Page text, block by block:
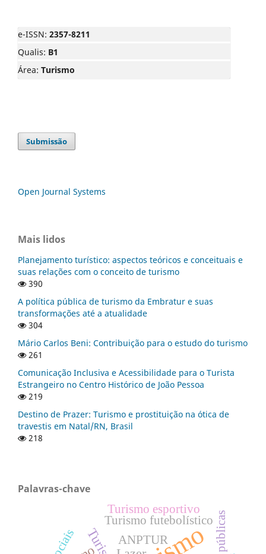
e-ISSN: 2357-8211
Qualis: B1
Área: Turismo
Submissão
Open Journal Systems
Mais lidos
Planejamento turístico: aspectos teóricos e conceituais e
suas relações com o conceito de turismo
390
A política pública de turismo da Embratur e suas
transformações até a atualidade
304
Mário Carlos Beni: Contribuição para o estudo do turismo
261
Comunicação Inclusiva e Acessibilidade para o Turista
Estrangeiro no Centro Histórico de João Pessoa
219
Destino de Prazer: Turismo e prostituição na ótica de
travestis em Natal/RN, Brasil
218
Palavras-chave
Turismo futebolístico
Turismo esportivo
ANPTUR